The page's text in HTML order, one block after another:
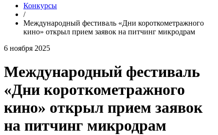
Конкурсы
/
Международный фестиваль «Дни короткометражного
кино» открыл прием заявок на питчинг микродрам
6 ноября 2025
Международный фестиваль
«Дни короткометражного
кино» открыл прием заявок
на питчинг микродрам